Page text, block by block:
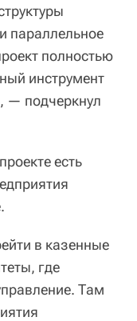
параллельное
полностью
инструмент
— подчеркнул
есть
в казенные
где
Там